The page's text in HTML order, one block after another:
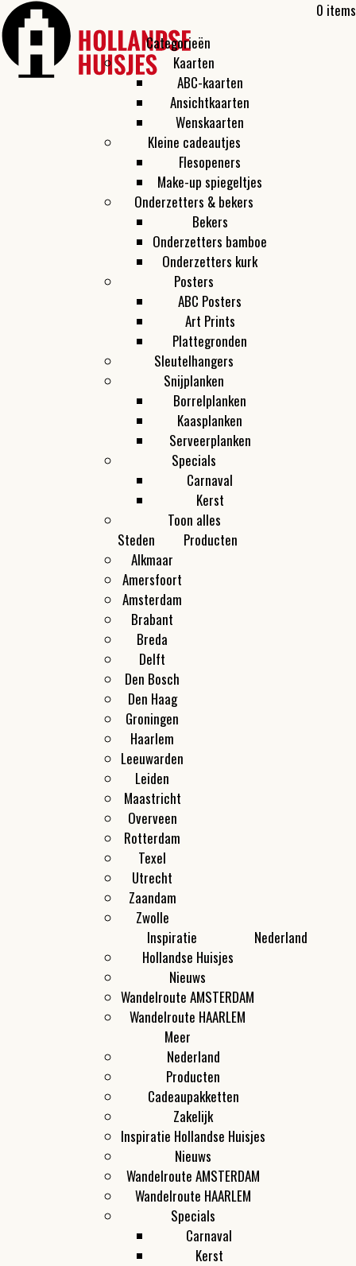
0 items
Categorieën
Kaarten
ABC-kaarten
Ansichtkaarten
Wenskaarten
Kleine cadeautjes
Flesopeners
Make-up spiegeltjes
Onderzetters & bekers
Bekers
Onderzetters bamboe
Onderzetters kurk
Posters
ABC Posters
Art Prints
Plattegronden
Sleutelhangers
Snijplanken
Borrelplanken
Kaasplanken
Serveerplanken
Specials
Carnaval
Kerst
Toon alles
Steden
Alkmaar
Amersfoort
Amsterdam
Brabant
Breda
Delft
Den Bosch
Den Haag
Groningen
Haarlem
Leeuwarden
Leiden
Maastricht
Overveen
Rotterdam
Texel
Utrecht
Zaandam
Zwolle
Producten
Inspiratie
Hollandse Huisjes
Nieuws
Wandelroute AMSTERDAM
Wandelroute HAARLEM
Nederland
Meer
Nederland
Producten
Cadeaupakketten
Zakelijk
Inspiratie Hollandse Huisjes
Nieuws
Wandelroute AMSTERDAM
Wandelroute HAARLEM
Specials
Carnaval
Kerst